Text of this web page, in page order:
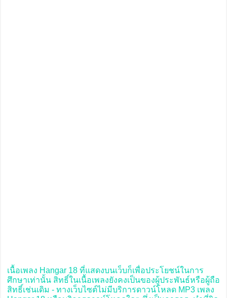
เนื้อเพลง Hangar 18 ที่แสดงบนเว็บก็เพื่อประโยชน์ในการ
ศึกษาเท่านั้น สิทธิ์ในเนื้อเพลงยังคงเป็นของผู้ประพันธ์หรือผู้ถือ
สิทธิ์เช่นเดิม - ทางเว็บไซต์ไม่มีบริการดาวน์โหลด MP3 เพลง